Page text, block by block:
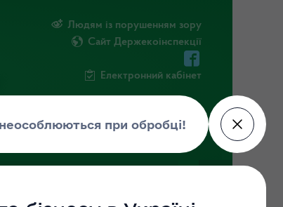
Людям із порушенням зору
Сайт Держекоінспекції
Електронний кабінет